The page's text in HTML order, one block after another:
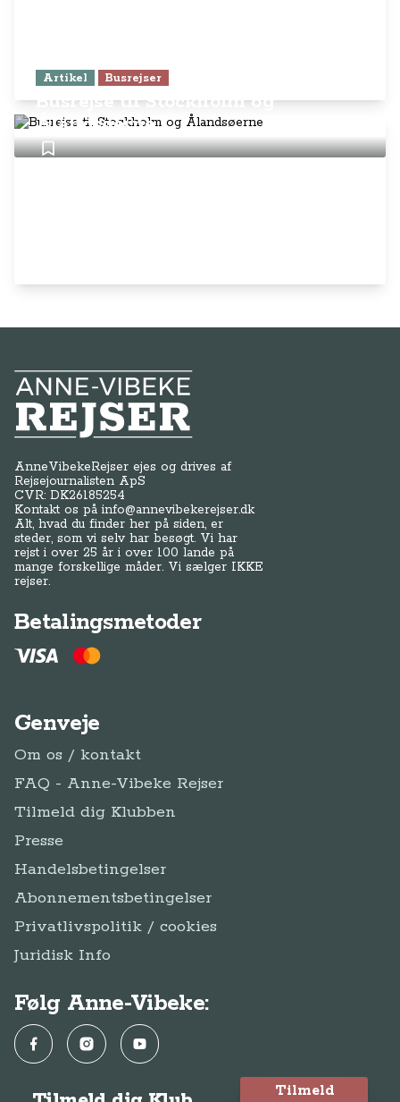
Artikel Busrejser
Busrejse til Stockholm og
Ålandsøerne
Anne-Vibeke Rejser
AnneVibekeRejser ejes og drives af
Rejsejournalisten ApS
CVR: DK26185254
Kontakt os påinfo@annevibekerejser.dk
Alt, hvad du finder her på siden, er
steder, som vi selv har besøgt. Vi har
rejst i over 25 år i over 100 lande på
mange forskellige måder. Vi sælger IKKE
rejser.
Betalingsmetoder
Genveje
Om os / kontakt
FAQ - Anne-Vibeke Rejser
Tilmeld dig Klubben
Presse
Handelsbetingelser
Abonnementsbetingelser
Privatlivspolitik / cookies
Juridisk Info
Følg Anne-Vibeke:
FacebookInstagramYouTube
Tilmeld